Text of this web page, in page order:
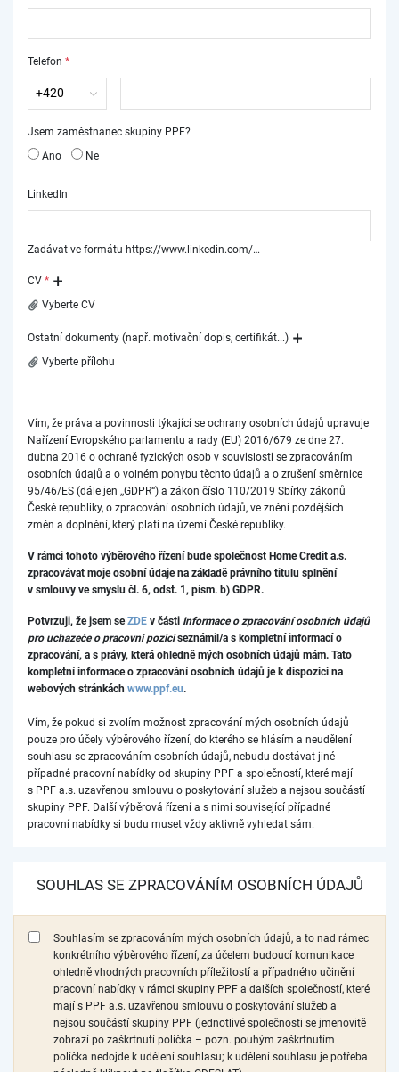
Telefon *
Jsem zaměstnanec skupiny PPF?
Ano
Ne
LinkedIn
Zadávat ve formátu https://www.linkedin.com/…
CV *
Vyberte CV
Ostatní dokumenty (např. motivační dopis, certifikát...)
Vyberte přílohu
Vím, že práva a povinnosti týkající se ochrany osobních údajů upravuje
Nařízení Evropského parlamentu a rady (EU) 2016/679 ze dne 27.
dubna 2016 o ochraně fyzických osob v souvislosti se zpracováním
osobních údajů a o volném pohybu těchto údajů a o zrušení směrnice
95/46/ES (dále jen ,,GDPR“) a zákon číslo 110/2019 Sbírky zákonů
České republiky, o zpracování osobních údajů, ve znění pozdějších
změn a doplnění, který platí na území České republiky.
V rámci tohoto výběrového řízení bude společnost Home Credit a.s.
zpracovávat moje osobní údaje na základě právního titulu splnění
v smlouvy ve smyslu čl. 6, odst. 1, písm. b) GDPR.
Potvrzuji, že jsem seZDE v části Informace o zpracování osobních údajů
pro uchazeče o pracovní poziciseznámil/a s kompletní informací o
zpracování, a s právy, která ohledně mých osobních údajů mám. Tato
kompletní informace o zpracování osobních údajů je k dispozici na
webových stránkách www.ppf.eu.
Vím, že pokud si zvolím možnost zpracování mých osobních údajů
pouze pro účely výběrového řízení, do kterého se hlásím a neudělení
souhlasu se zpracováním osobních údajů, nebudu dostávat jiné
případné pracovní nabídky od skupiny PPF a společností, které mají
s PPF a.s. uzavřenou smlouvu o poskytování služeb a nejsou součástí
skupiny PPF. Další výběrová řízení a s nimi související případné
pracovní nabídky si budu muset vždy aktivně vyhledat sám.
SOUHLAS SE ZPRACOVÁNÍM OSOBNÍCH ÚDAJŮ
Souhlasím se zpracováním mých osobních údajů, a to nad rámec
konkrétního výběrového řízení, za účelem budoucí komunikace
ohledně vhodných pracovních příležitostí a případného učinění
pracovní nabídky v rámci skupiny PPF a dalších společností, které
mají s PPF a.s. uzavřenou smlouvu o poskytování služeb a
nejsou součástí skupiny PPF (jednotlivé společnosti se jmenovitě
zobrazí po zaškrtnutí políčka – pozn. pouhým zaškrtnutím
políčka nedojde k udělení souhlasu; k udělení souhlasu je potřeba